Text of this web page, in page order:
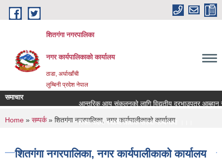
Skip to main content
शितगंगा नगरपालिका
नगर कार्यपालिकाकाे कार्यालय
ठाडा, अर्घाखाँची
लुम्बिनी प्रदेश नेपाल
समाचार
आन्तरिक आय संकलनको लागि विद्युतीय दरभाउपत्र आब्हान
रिक्त पदमा स्थायी शिक्षक सरुवा सम्बन्धमा ।।।
You are here
Home » सम्पर्क» शितगंगा नगरपालिका, नगर कार्यपालीकाकाे कार्यालय
शितगंगा नगरपालिका, नगर कार्यपालीकाकाे कार्यालय